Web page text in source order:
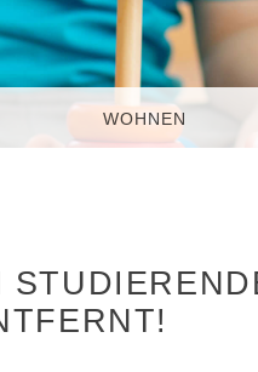
WOHNEN